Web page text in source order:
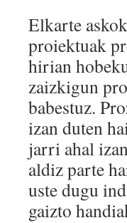
Elkarte
proiektuak
hirian
zaizkigun
babestuz.
izan duten
jarri ahal
aldiz parte
uste dugu
gaizto